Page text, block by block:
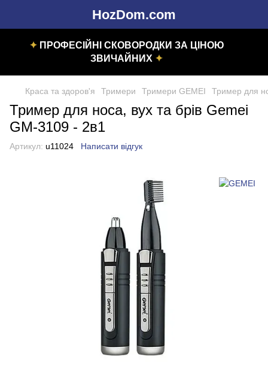
HozDom.com
✦ПРОФЕСІЙНІ СКОВОРОДКИ ЗА ЦІНОЮ
ЗВИЧАЙНИХ ✦
Краса та здоров'я Тримери Тримери GEMEI Тример для
Тример для носа, вух та брів Gemei
GM-3109 - 2в1
Артикул: u11024 Написати відгук